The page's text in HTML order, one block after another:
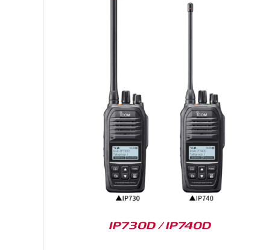
IP730D / IP740D
DETAILS